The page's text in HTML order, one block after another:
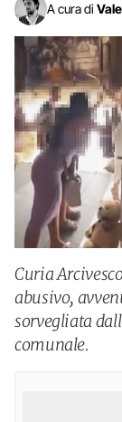
A cura di
Curia
abusivo,
sorvegliata
comunale.